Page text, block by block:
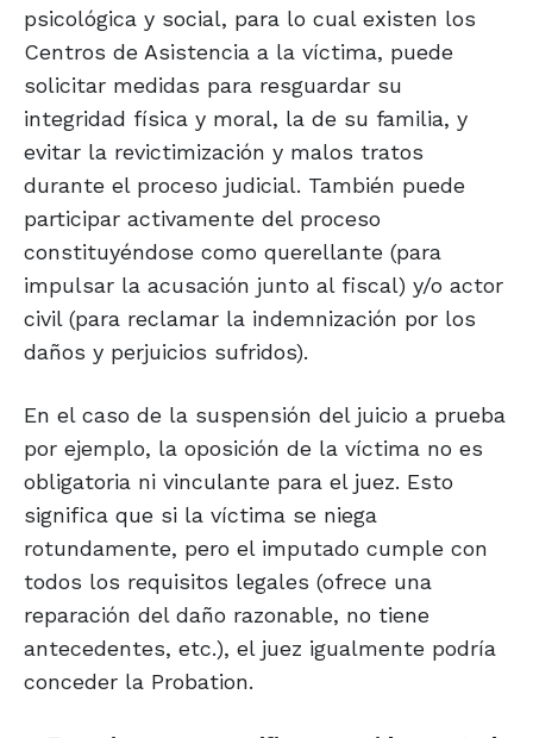
psicológica y social, para lo cual existen los
Centros de Asistencia a la víctima, puede
solicitar medidas para resguardar su
integridad física y moral, la de su familia, y
evitar la revictimización y malos tratos
durante el proceso judicial. También puede
participar activamente del proceso
constituyéndose como querellante (para
impulsar la acusación junto al fiscal) y/o actor
civil (para reclamar la indemnización por los
daños y perjuicios sufridos).
En el caso de la suspensión del juicio a prueba
por ejemplo, la oposición de la víctima no es
obligatoria ni vinculante para el juez. Esto
significa que si la víctima se niega
rotundamente, pero el imputado cumple con
todos los requisitos legales (ofrece una
reparación del daño razonable, no tiene
antecedentes, etc.), el juez igualmente podría
conceder la Probation.